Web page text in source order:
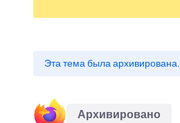
Эта тема была архивирована.
Архивировано